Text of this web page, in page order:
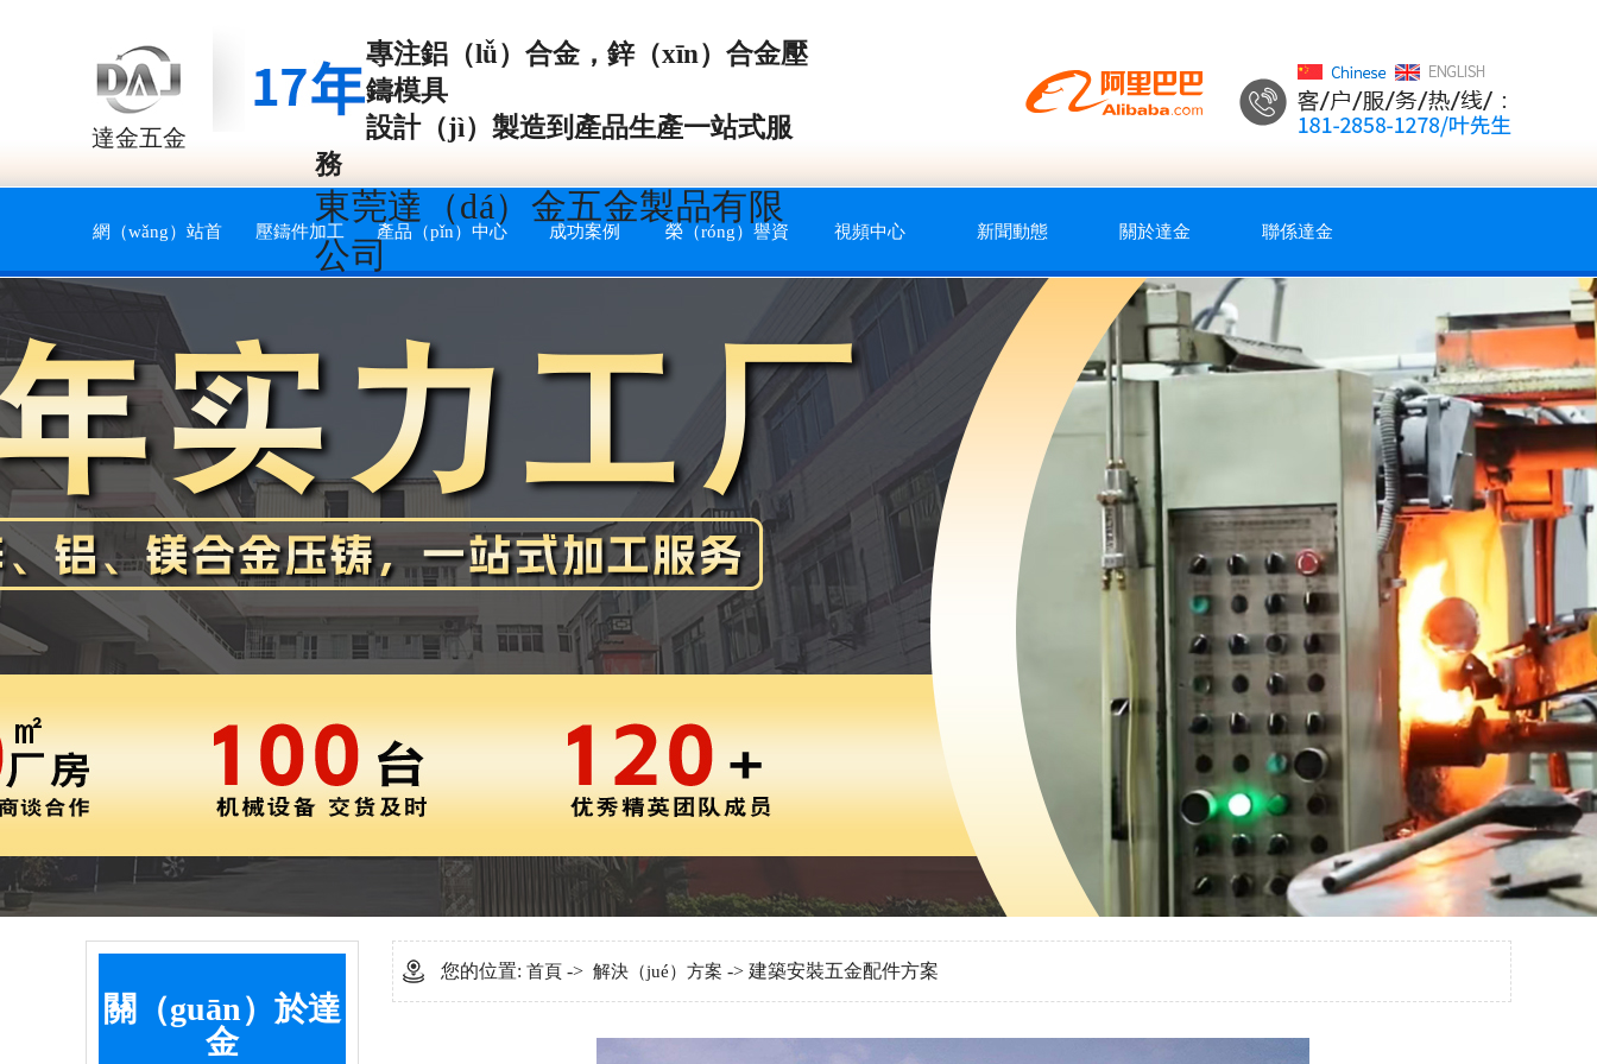
達金五金
專注鋁（lǚ）合金，鋅（xīn）合金壓
鑄模具
設計（jì）製造到產品生產一站式服
務
東莞達（dá）金五金製品有限
公司
網（wǎng）站首 壓鑄件加工 產品（pǐn）中心 成功案例 榮（róng）譽資 視頻中心 新聞動態 關於達金 聯係達金
關（guān）於達
金
您的位置: 首頁 -> 解決（jué）方案 -> 建築安裝五金配件方案